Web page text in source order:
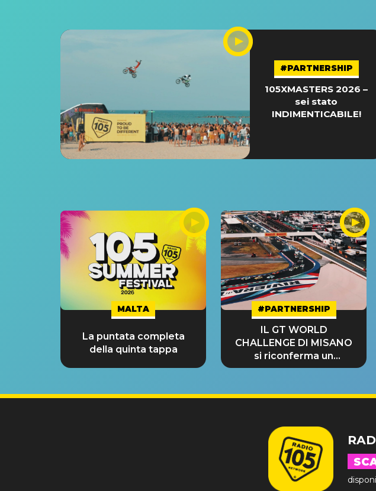
#PARTNERSHIP
105XMASTERS 2026 –
sei stato
INDIMENTICABILE!
MALTA
La puntata completa
della quinta tappa
#PARTNERSHIP
IL GT WORLD
CHALLENGE DI MISANO
si riconferma un
GRANDE SUCCESSO!